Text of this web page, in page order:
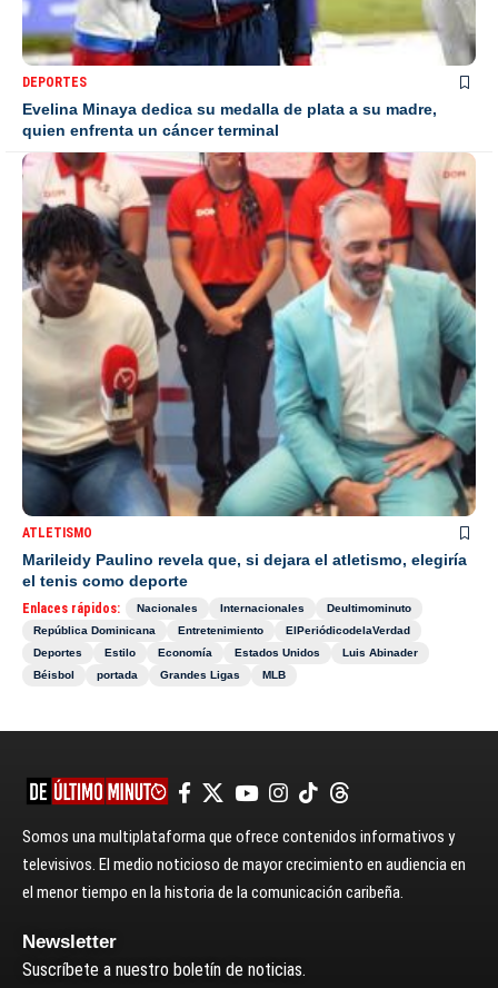
DEPORTES
Evelina Minaya dedica su medalla de plata a su madre,
quien enfrenta un cáncer terminal
ATLETISMO
Marileidy Paulino revela que, si dejara el atletismo, elegiría
el tenis como deporte
Enlaces rápidos: Nacionales Internacionales
Deultimominuto
República Dominicana
Entretenimiento
ElPeriódicodelaVerdad
Deportes
Estilo Economía Estados Unidos
Luis Abinader
Béisbol
portada Grandes Ligas MLB
Somos una multiplataforma que ofrece contenidos informativos y
televisivos. El medio noticioso de mayor crecimiento en audiencia en
el menor tiempo en la historia de la comunicación caribeña.
Newsletter
Suscríbete a nuestro boletín de noticias.